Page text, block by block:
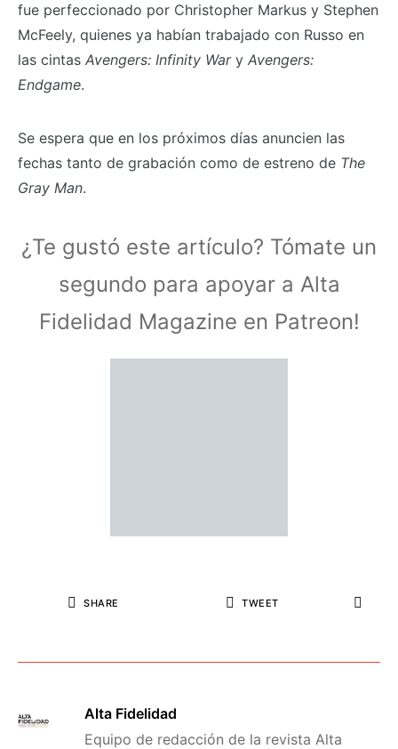
fue perfeccionado por Christopher Markus y Stephen
McFeely, quienes ya habían trabajado con Russo en
las cintas Avengers: Infinity Wary Avengers:
Endgame.
Se espera que en los próximos días anuncien las
fechas tanto de grabación como de estreno de The
Gray Man.
¿Te gustó este artículo? Tómate un
segundo para apoyar a Alta
Fidelidad Magazine en Patreon!
SHARE TWEET
Alta Fidelidad
Equipo de redacción de la revista Alta